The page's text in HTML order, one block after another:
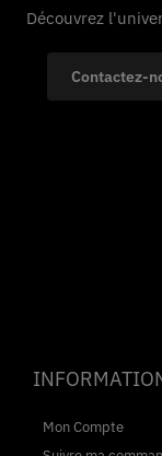
Découvrez
Contactez-
Mon Compte